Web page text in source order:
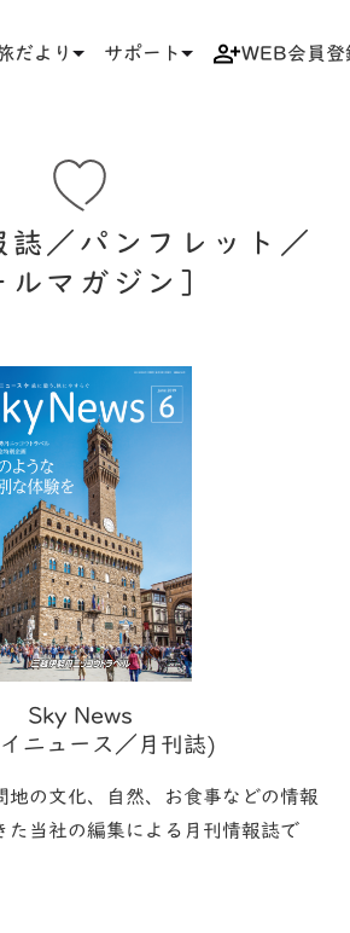
だより サポート WEB会員登
誌／パンフレット／
ルマガジン
Sky News
ニュース／月刊誌)
地の文化、自然、お食事などの情報
た当社の編集による月刊情報誌で